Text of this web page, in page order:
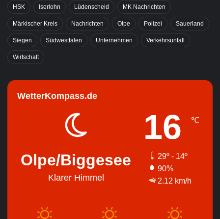
HSK Iserlohn Lüdenscheid MK Nachrichten
Märkischer Kreis Nachrichten Olpe Polizei Sauerland
Siegen Südwestfalen Unternehmen Verkehrsunfall
Wirtschaft
WetterKompass.de
Olpe/Biggesee
Klarer Himmel
16 ℃
29º - 14º
90%
2.12 km/h